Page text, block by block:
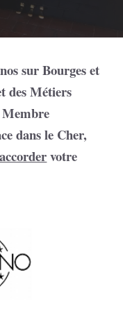
sur Bourges et
des Métiers
Membre
dans le Cher,
accordervotre